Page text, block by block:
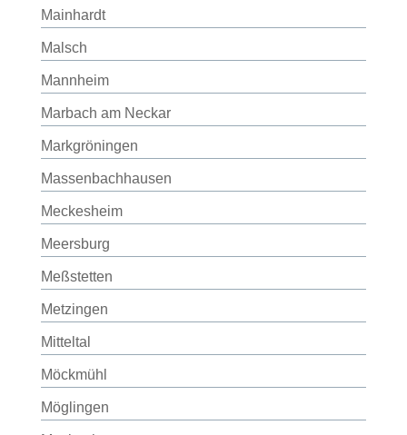
Mainhardt
Malsch
Mannheim
Marbach am Neckar
Markgröningen
Massenbachhausen
Meckesheim
Meersburg
Meßstetten
Metzingen
Mitteltal
Möckmühl
Möglingen